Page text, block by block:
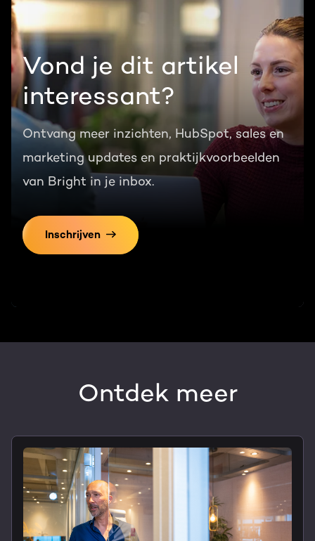
Vond je dit artikel
interessant?
Ontvang meer inzichten, HubSpot, sales en
marketing updates en praktijkvoorbeelden
van Bright in je inbox.
Inschrijven
Ontdek meer